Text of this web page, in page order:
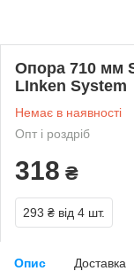
Опора 710 мм
LInken System
Немає в наявності
Опт і роздріб
318 ₴
293 ₴ від 4 шт.
Опис Доставка